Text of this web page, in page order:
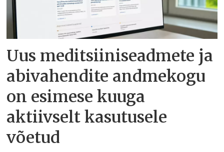
Uus meditsiiniseadmete ja
abivahendite andmekogu
on esimese kuuga
aktiivselt kasutusele
võetud